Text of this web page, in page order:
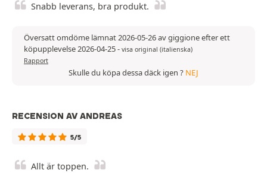
Snabb leverans, bra produkt.
Översatt omdöme lämnat 2026-05-26 av giggione efter ett
köpupplevelse 2026-04-25- visa original (italienska)
Rapport
Skulle du köpa dessa däck igen ? NEJ
RECENSION AV ANDREAS
5/5
Allt är toppen.